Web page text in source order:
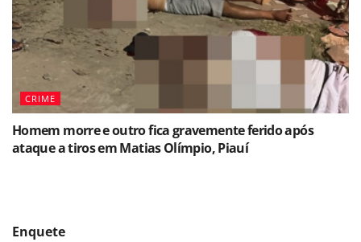
CRIME
Homem morre e outro fica gravemente ferido após
ataque a tiros em Matias Olímpio, Piauí
Enquete